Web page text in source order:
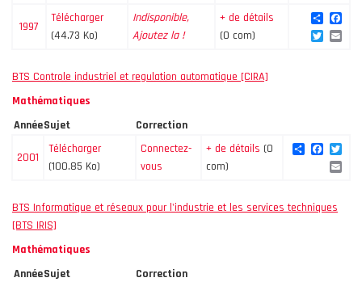
1997
Télécharger
(44.73 Ko)
Indisponible,
Ajoutez la !
+ de détails
(0 com)
Share
Twitter
BTS Controle industriel et regulation automatique [CIRA]
Mathématiques
AnnéeSujet Correction
2001
Télécharger
(100.85 Ko)
Connectez-
vous
+ de détails (0
com)
Share
BTS Informatique et réseaux pour l'industrie et les services techniques
[BTS IRIS]
Mathématiques
AnnéeSujet Correction